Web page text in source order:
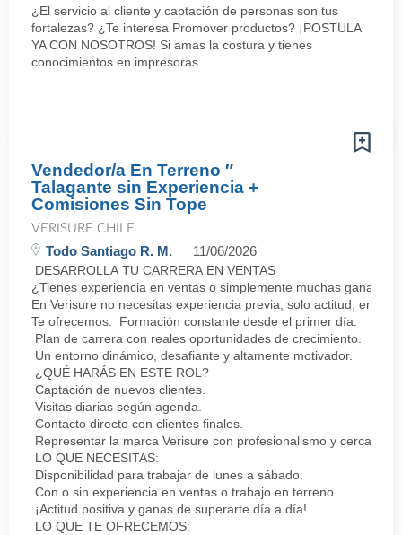
¿El servicio al cliente y captación de personas son tus
fortalezas? ¿Te interesa Promover productos? ¡POSTULA
YA CON NOSOTROS! Si amas la costura y tienes
conocimientos en impresoras ...
Vendedor/a En Terreno ″
Talagante sin Experiencia +
Comisiones Sin Tope
VERISURE CHILE
Todo Santiago R. M. 11/06/2026
DESARROLLA TU CARRERA EN VENTAS
¿Tienes experiencia en ventas o simplemente muchas ganas
En Verisure no necesitas experiencia previa, solo actitud,
Te ofrecemos: Formación constante desde el primer día.
Plan de carrera con reales oportunidades de crecimiento.
Un entorno dinámico, desafiante y altamente motivador.
¿QUÉ HARÁS EN ESTE ROL?
Captación de nuevos clientes.
Visitas diarias según agenda.
Contacto directo con clientes finales.
Representar la marca Verisure con profesionalismo y cercanía.
LO QUE NECESITAS:
Disponibilidad para trabajar de lunes a sábado.
Con o sin experiencia en ventas o trabajo en terreno.
¡Actitud positiva y ganas de superarte día a día!
LO QUE TE OFRECEMOS: